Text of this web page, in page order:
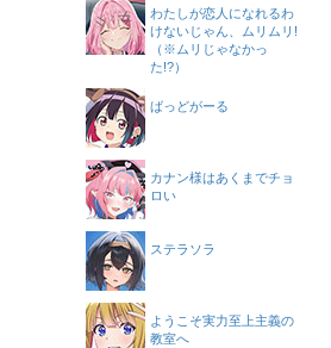
わたしが恋人になれるわ
けないじゃん、ムリムリ!
（※ムリじゃなかっ
た!?）
ばっどがーる
カナン様はあくまでチョ
ロい
ステラソラ
ようこそ実力至上主義の
教室へ